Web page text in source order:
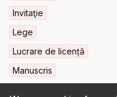
Invitaţie
Lege
Lucrare de licență
Manuscris